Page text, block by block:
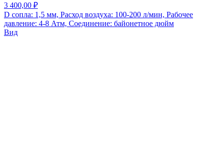
3 400,00 ₽
D сопла: 1,5 мм, Расход воздуха: 100-200 л/мин, Рабочее
давление: 4-8 Атм, Соединение: байонетное дюйм
Вид